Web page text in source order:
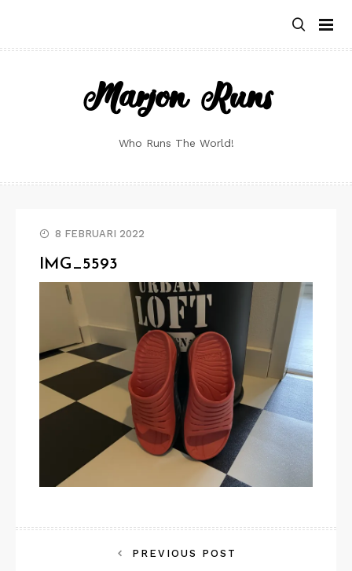
content
Marjon Runs
Who Runs The World!
8 FEBRUARI 2022
IMG_5593
PREVIOUS POST